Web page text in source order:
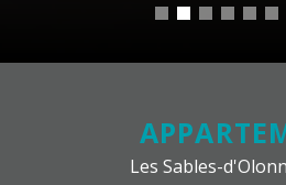
Les Sables-